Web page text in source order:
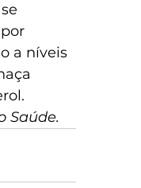
a níveis
Saúde.